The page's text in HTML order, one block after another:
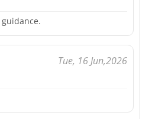
Tue, 16 Jun,2026